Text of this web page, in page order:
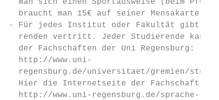
man sich einen Sportausweise (beim
braucht man 15€ auf seiner Mensakarte
- Für jedes Institut oder Fakultät gibt es
renden vertritt. Jeder Studierende kann
  der Fachschaften der Uni Regensburg:
  http://www.uni-
regensburg.de/universitaet/gremien/
Hier die Internetseite der Fachschaft
http://www.uni-regensburg.de/sprache-